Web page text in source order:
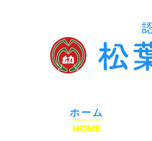
ホーム
HOME